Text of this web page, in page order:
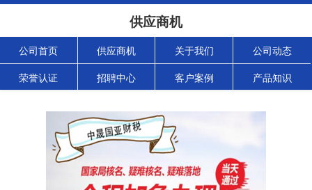
供应商机
公司首页 供应商机 关于我们 公司动态
荣誉认证 招聘中心 客户案例 产品知识